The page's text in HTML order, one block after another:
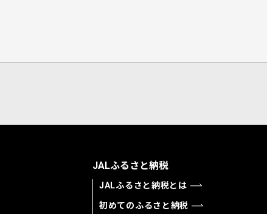
JALふるさと納税
JALふるさと納税とは
初めてのふるさと納税